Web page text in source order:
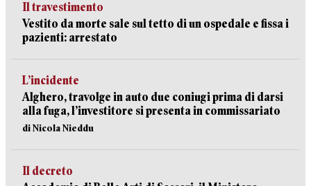
Il travestimento
Vestito da morte sale sul tetto di un ospedale e fissa i
pazienti: arrestato
L’incidente
Alghero, travolge in auto due coniugi prima di darsi
alla fuga, l’investitore si presenta in commissariato
di Nicola Nieddu
Il decreto